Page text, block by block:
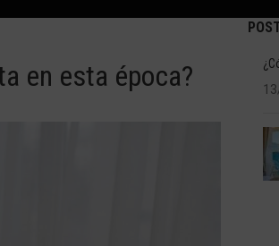
en esta época?